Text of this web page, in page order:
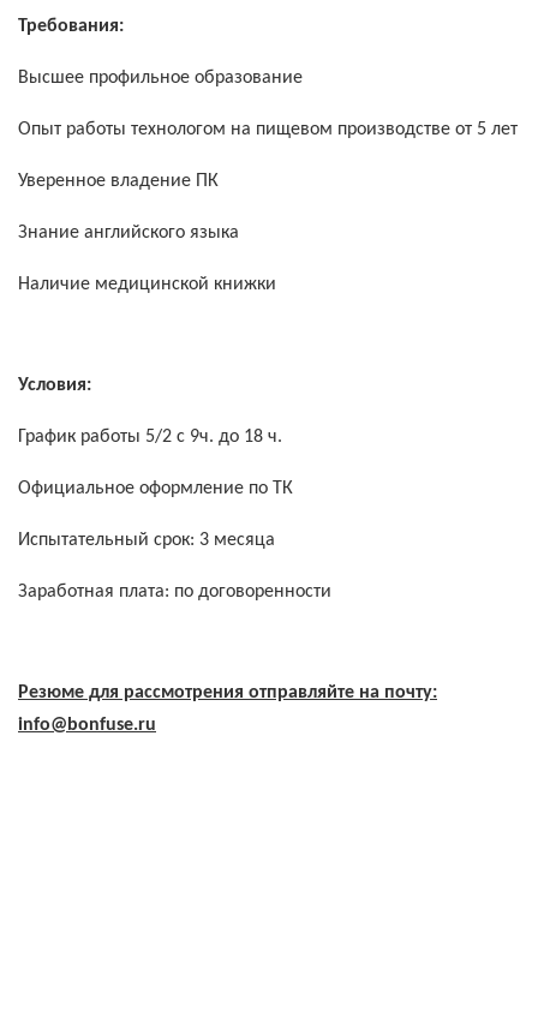
Требования:
Высшее профильное образование
Опыт работы технологом на пищевом производстве от 5 лет
Уверенное владение ПК
Знание английского языка
Наличие медицинской книжки
Условия:
График работы 5/2 с 9ч. до 18 ч.
Официальное оформление по ТК
Испытательный срок: 3 месяца
Заработная плата: по договоренности
Резюме для рассмотрения отправляйте на почту:
info@bonfuse.ru